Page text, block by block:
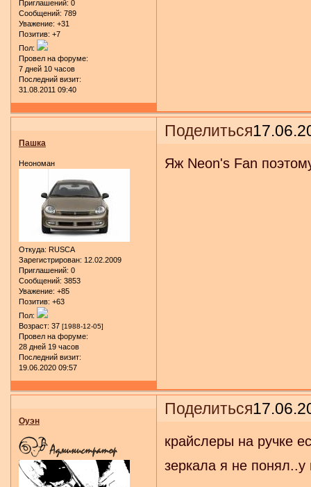
Приглашений: 0
Сообщений: 789
Уважение: +31
Позитив: +7
Пол:
Провел на форуме:
7 дней 10 часов
Последний визит:
31.08.2011 09:40
Поделиться
Пашка
Неономан
Откуда: RUSCA
Зарегистрирован: 12.02.2009
Приглашений: 0
Сообщений: 3853
Уважение: +85
Позитив: +63
Пол:
Возраст: 37 [1988-12-05]
Провел на форуме:
28 дней 19 часов
Последний визит:
19.06.2020 09:57
Яж Neon's Fan
Поделиться
Оуэн
крайслеры на ручке
зеркала я не